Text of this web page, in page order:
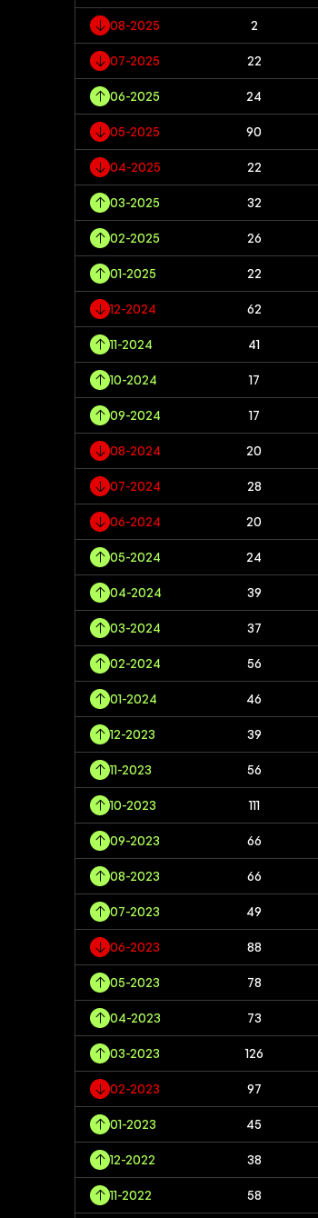
08-2025 2
07-2025 22
06-2025 24
05-2025 90
04-2025 22
03-2025 32
02-2025 26
01-2025 22
12-2024 62
11-2024 41
10-2024 17
09-2024 17
08-2024 20
07-2024 28
06-2024 20
05-2024 24
04-2024 39
03-2024 37
02-2024 56
01-2024 46
12-2023 39
11-2023 56
10-2023 111
09-2023 66
08-2023 66
07-2023 49
06-2023 88
05-2023 78
04-2023 73
03-2023 126
02-2023 97
01-2023 45
12-2022 38
11-2022 58